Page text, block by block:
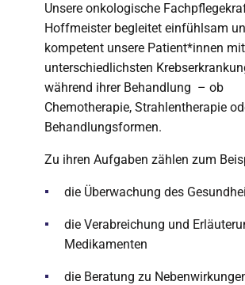
Unsere onkologische
Hoffmeister begleitet einfühlsam
kompetent unsere Patient*innen mit
unterschiedlichsten
während ihrer Behandlung – ob
Chemotherapie, Strahlentherapie
Behandlungsformen.
Zu ihren Aufgaben zählen zum
die Überwachung des
die Verabreichung und
Medikamenten
die Beratung zu